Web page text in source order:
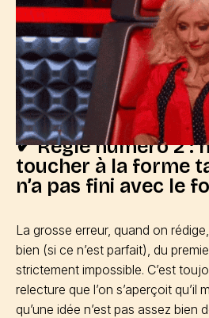
✔ Règle numéro 2 :
toucher à la forme
n’a pas fini avec le
La grosse erreur, quand on
bien (si ce n’est parfait), du
strictement impossible. C’est
relecture que l’on s’aperçoit qu’il
qu’une idée n’est pas assez bien